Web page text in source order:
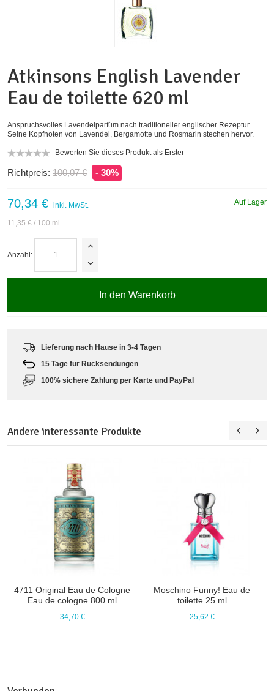
Atkinsons English Lavender
Eau de toilette 620 ml
Anspruchsvolles Lavendelparfüm nach traditioneller englischer Rezeptur.
Seine Kopfnoten von Lavendel, Bergamotte und Rosmarin stechen hervor.
Bewerten Sie dieses Produkt als Erster
Richtpreis: 100,07 € - 30%
Auf Lager
70,34 € inkl. MwSt.
11,35 € / 100 ml
Anzahl:
In den Warenkorb
Lieferung nach Hause in 3-4 Tagen
15 Tage für Rücksendungen
100% sichere Zahlung per Karte und PayPal
Andere interessante Produkte
4711 Original Eau de Cologne
Eau de cologne 800 ml
34,70 €
Moschino Funny! Eau de
toilette 25 ml
25,62 €